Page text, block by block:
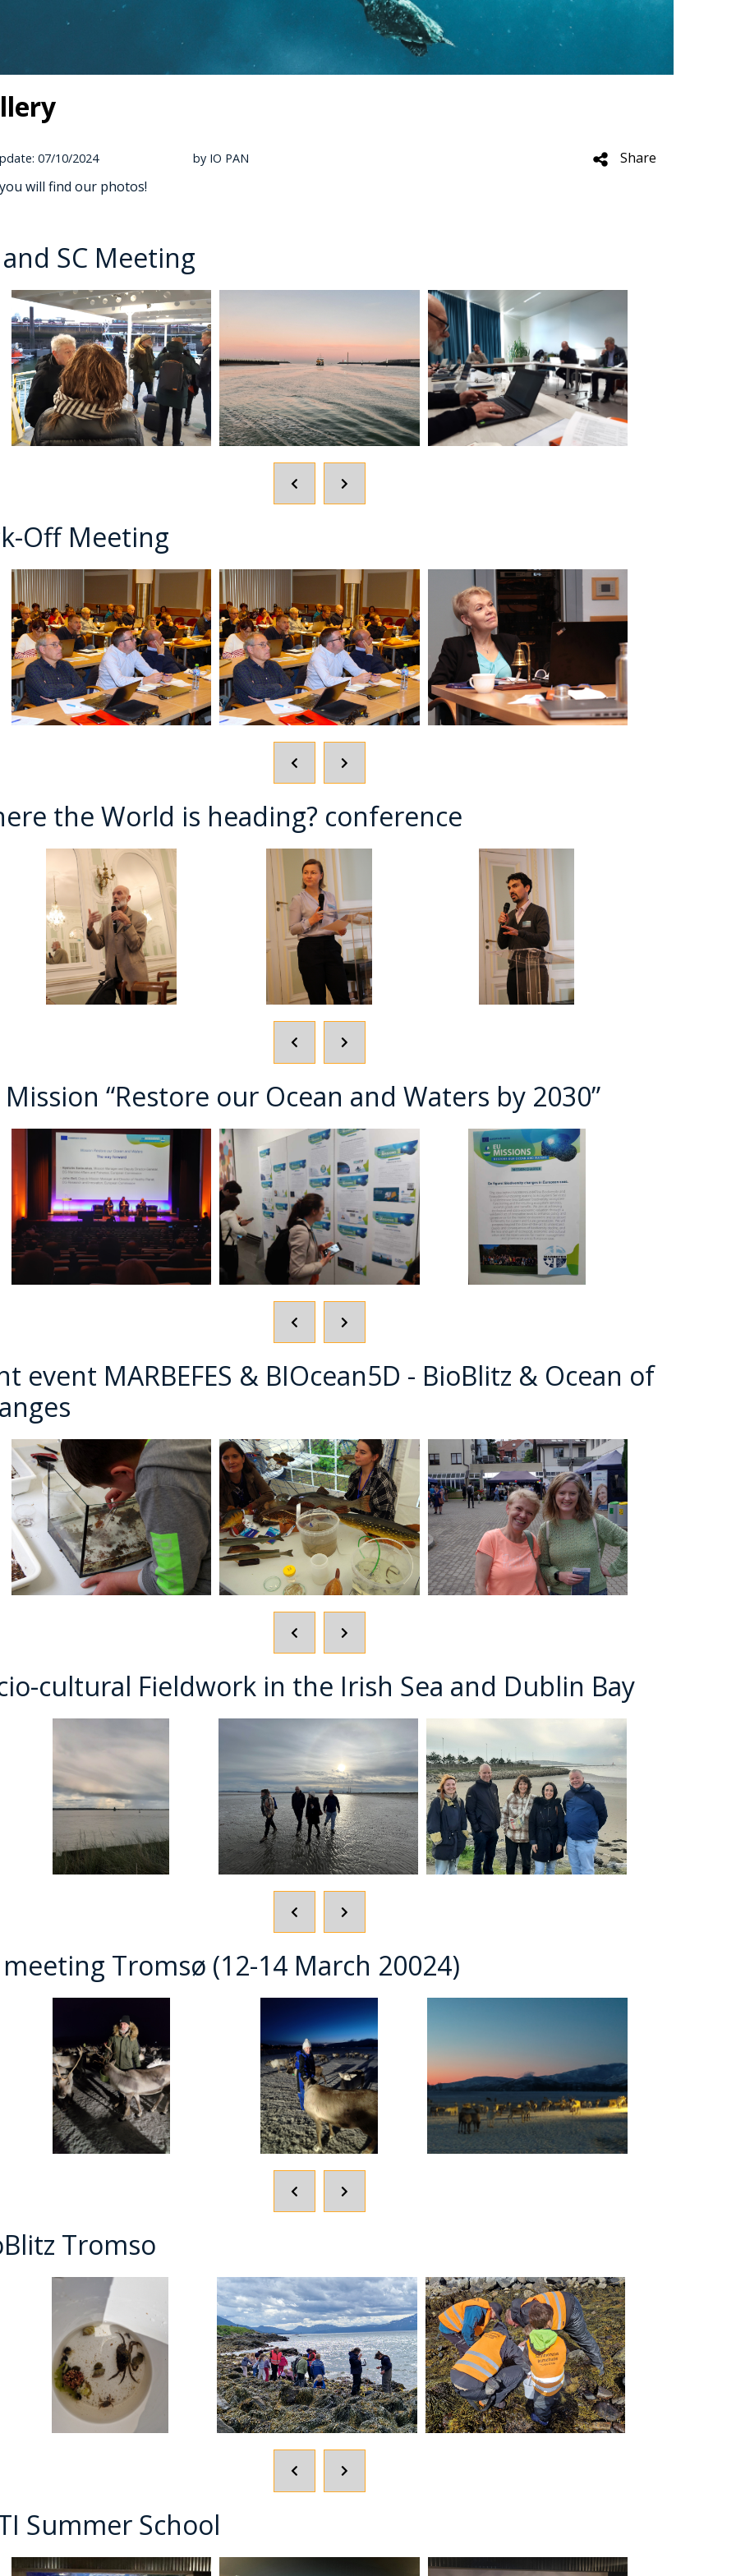
07/10/2024 by IO PAN
Share
will find our photos!
and SC Meeting
POPRZEDNI
SLAJD
SLAJD
Off Meeting
POPRZEDNI
SLAJD
SLAJD
the World is heading? conference
POPRZEDNI
Mission “Restore our Ocean and Waters by 2030”
POPRZEDNI
event MARBEFES & BIOcean5D - BioBlitz & Ocean of
POPRZEDNI
SLAJD
SLAJD
cultural Fieldwork in the Irish Sea and Dublin Bay
POPRZEDNI
SLAJD
SLAJD
meeting Tromsø (12-14 March 20024)
POPRZEDNI
SLAJD
SLAJD
Tromso
POPRZEDNI
Summer School